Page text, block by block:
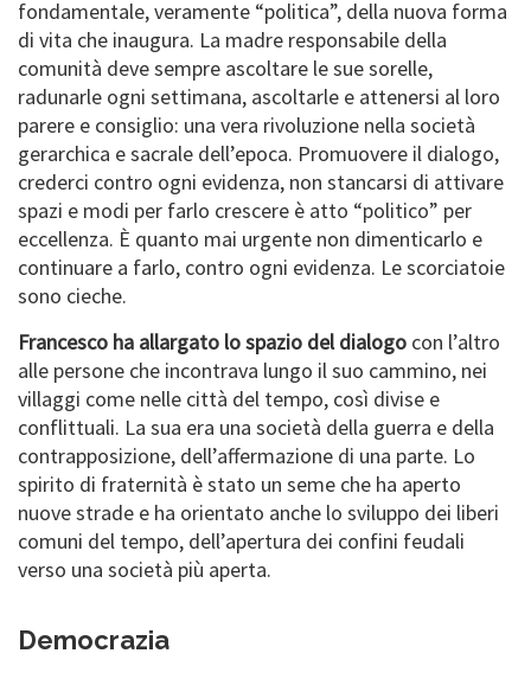
fondamentale, veramente “politica”, della nuova forma
di vita che inaugura. La madre responsabile della
comunità deve sempre ascoltare le sue sorelle,
radunarle ogni settimana, ascoltarle e attenersi al loro
parere e consiglio: una vera rivoluzione nella società
gerarchica e sacrale dell’epoca. Promuovere il dialogo,
crederci contro ogni evidenza, non stancarsi di attivare
spazi e modi per farlo crescere è atto “politico” per
eccellenza. È quanto mai urgente non dimenticarlo e
continuare a farlo, contro ogni evidenza. Le scorciatoie
sono cieche.
Francesco ha allargato lo spazio del dialogo con l’altro
alle persone che incontrava lungo il suo cammino, nei
villaggi come nelle città del tempo, così divise e
conflittuali. La sua era una società della guerra e della
contrapposizione, dell’affermazione di una parte. Lo
spirito di fraternità è stato un seme che ha aperto
nuove strade e ha orientato anche lo sviluppo dei liberi
comuni del tempo, dell’apertura dei confini feudali
verso una società più aperta.
Democrazia